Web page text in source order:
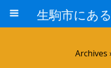
Archives